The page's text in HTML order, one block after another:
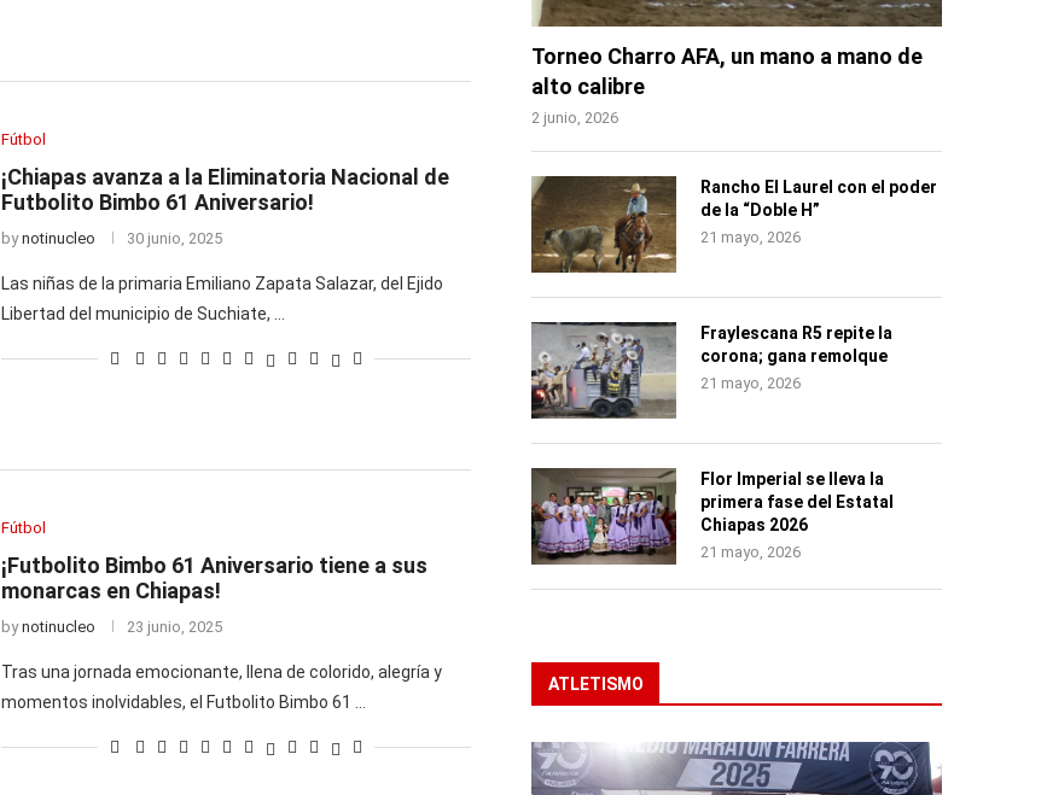
Fútbol
¡Chiapas avanza a la Eliminatoria Nacional de
Futbolito Bimbo 61 Aniversario!
bynotinucleo 30 junio, 2025
Las niñas de la primaria Emiliano Zapata Salazar, del Ejido
Libertad del municipio de Suchiate, …
Fútbol
¡Futbolito Bimbo 61 Aniversario tiene a sus
monarcas en Chiapas!
bynotinucleo 23 junio, 2025
Tras una jornada emocionante, llena de colorido, alegría y
momentos inolvidables, el Futbolito Bimbo 61 …
Torneo Charro AFA, un mano a mano de
alto calibre
2 junio, 2026
Rancho El Laurel con el poder
de la “Doble H”
21 mayo, 2026
Fraylescana R5 repite la
corona; gana remolque
21 mayo, 2026
Flor Imperial se lleva la
primera fase del Estatal
Chiapas 2026
21 mayo, 2026
ATLETISMO